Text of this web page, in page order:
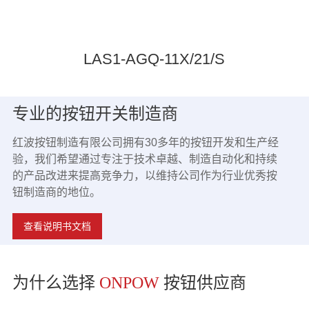
LAS1-AGQ-11X/21/S
专业的按钮开关制造商
红波按钮制造有限公司拥有30多年的按钮开发和生产经
验，我们希望通过专注于技术卓越、制造自动化和持续
的产品改进来提高竞争力，以维持公司作为行业优秀按
钮制造商的地位。
查看说明书文档
为什么选择 ONPOW按钮供应商